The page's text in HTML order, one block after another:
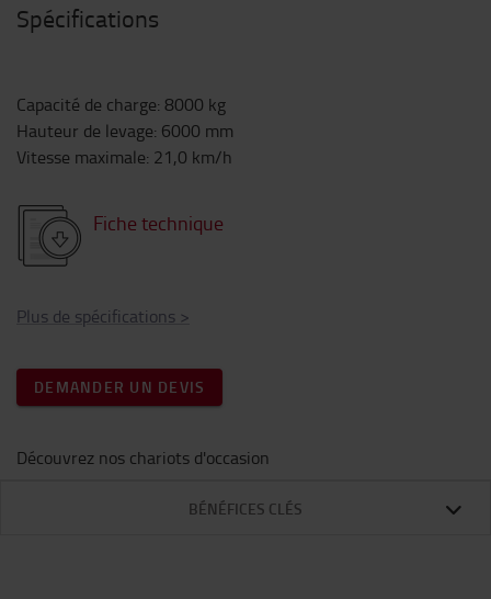
Spécifications
Capacité de charge: 8000 kg
Hauteur de levage: 6000 mm
Vitesse maximale: 21,0 km/h
Fiche technique
Plus de spécifications >
DEMANDER UN DEVIS
Découvrez nos chariots d'occasion
BÉNÉFICES CLÉS